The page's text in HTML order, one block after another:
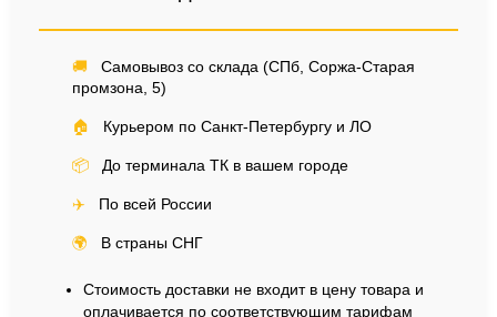
🚚
Самовывоз со склада (СПб, Соржа-Старая
промзона, 5)
🏠 Курьером по Санкт-Петербургу и ЛО
📦 До терминала ТК в вашем городе
✈️ По всей России
🌍 В страны СНГ
Стоимость доставки не входит в цену товара и
оплачивается по соответствующим тарифам